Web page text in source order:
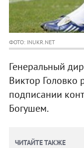
ФОТО: INUKR.NET
Генеральный
Виктор Головко
подписании
Богушем.
ЧИТАЙТЕ ТАКЖЕ